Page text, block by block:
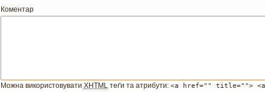
Коментар
Можна використовувати XHTMLтеґи та атрибути: <a href="" title="">